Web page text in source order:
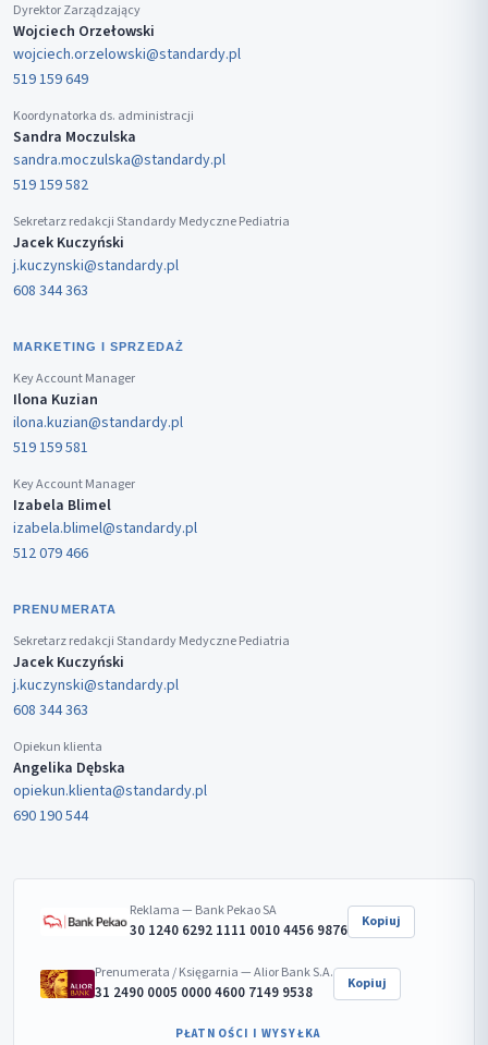
Dyrektor Zarządzający
Wojciech Orzełowski
wojciech.orzelowski@standardy.pl
519 159 649
Koordynatorka ds. administracji
Sandra Moczulska
sandra.moczulska@standardy.pl
519 159 582
Sekretarz redakcji Standardy Medyczne Pediatria
Jacek Kuczyński
j.kuczynski@standardy.pl
608 344 363
MARKETING I SPRZEDAŻ
Key Account Manager
Ilona Kuzian
ilona.kuzian@standardy.pl
519 159 581
Key Account Manager
Izabela Blimel
izabela.blimel@standardy.pl
512 079 466
PRENUMERATA
Sekretarz redakcji Standardy Medyczne Pediatria
Jacek Kuczyński
j.kuczynski@standardy.pl
608 344 363
Opiekun klienta
Angelika Dębska
opiekun.klienta@standardy.pl
690 190 544
Reklama — Bank Pekao SA
30 1240 6292 1111 0010 4456 9876 Kopiuj
Prenumerata / Księgarnia — Alior Bank S.A.
31 2490 0005 0000 4600 7149 9538 Kopiuj
PŁATNOŚCI I WYSYŁKA